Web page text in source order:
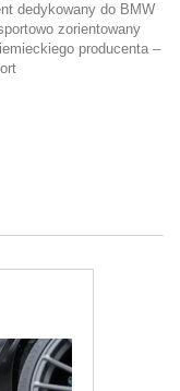
dedykowany do BMW
zorientowany
producenta –